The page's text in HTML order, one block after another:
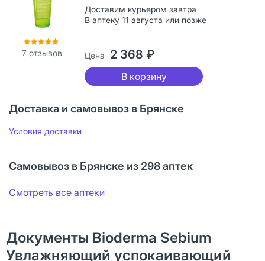
7 отзывов
Доставим курьером завтра
В аптеку 11 августа или позже
Цена 2 368 ₽
В корзину
Доставка и самовывоз в Брянске
Условия доставки
Самовывоз в Брянске из 298 аптек
Смотреть все аптеки
Документы Bioderma Sebium
Увлажняющий успокаивающий